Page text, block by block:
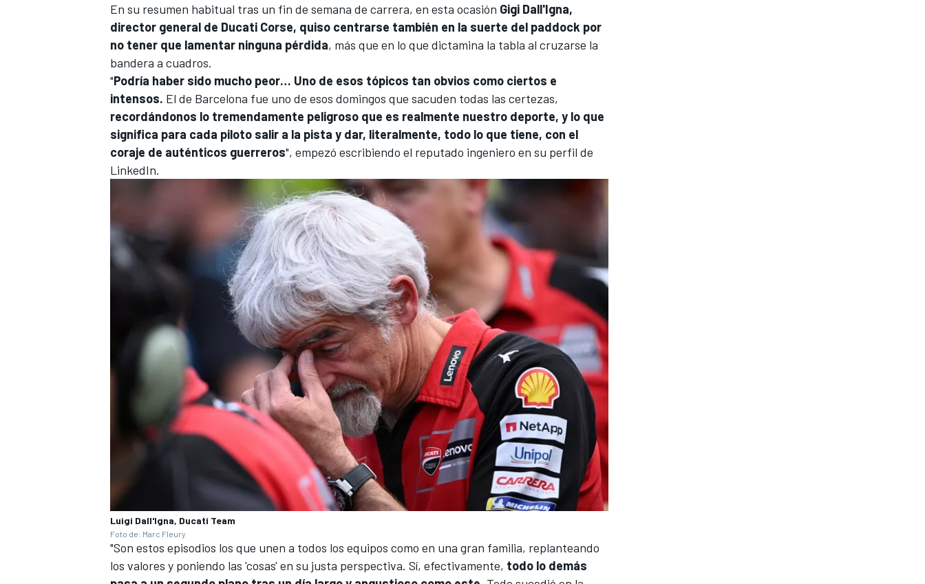
MÁS CATEGORÍAS
En su resumen habitual tras un fin de semana de carrera, en esta ocasión Gigi Dall'Igna,
director general de Ducati Corse, quiso centrarse también en la suerte del paddock por
no tener que lamentar ninguna pérdida, más que en lo que dictamina la tabla al cruzarse la
bandera a cuadros.
"Podría haber sido mucho peor… Uno de esos tópicos tan obvios como ciertos e
intensos. El de Barcelona fue uno de esos domingos que sacuden todas las certezas,
recordándonos lo tremendamente peligroso que es realmente nuestro deporte, y lo que
significa para cada piloto salir a la pista y dar, literalmente, todo lo que tiene, con el
coraje de auténticos guerreros", empezó escribiendo el reputado ingeniero en su perfil de
LinkedIn.
Luigi Dall'Igna, Ducati Team
Foto de: Marc Fleury
"Son estos episodios los que unen a todos los equipos como en una gran familia, replanteando
los valores y poniendo las 'cosas' en su justa perspectiva. Sí, efectivamente, todo lo demás